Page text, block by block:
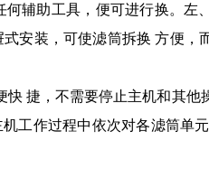
辅助工具，便可进行换。左
安装，可使滤筒拆换 方便，
捷，不需要停止主机和其他
工作过程中依次对各滤筒单